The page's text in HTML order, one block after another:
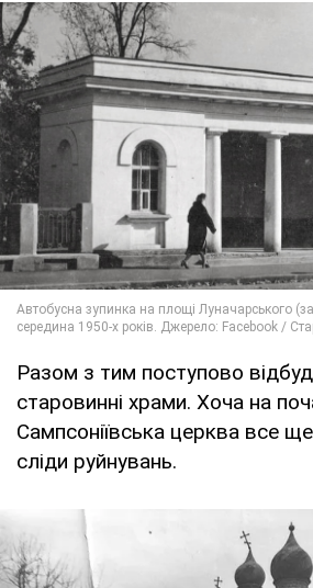
Разом з тим поступово
старовинні храми. Хоча на
Сампсоніївська церква все
сліди руйнувань.